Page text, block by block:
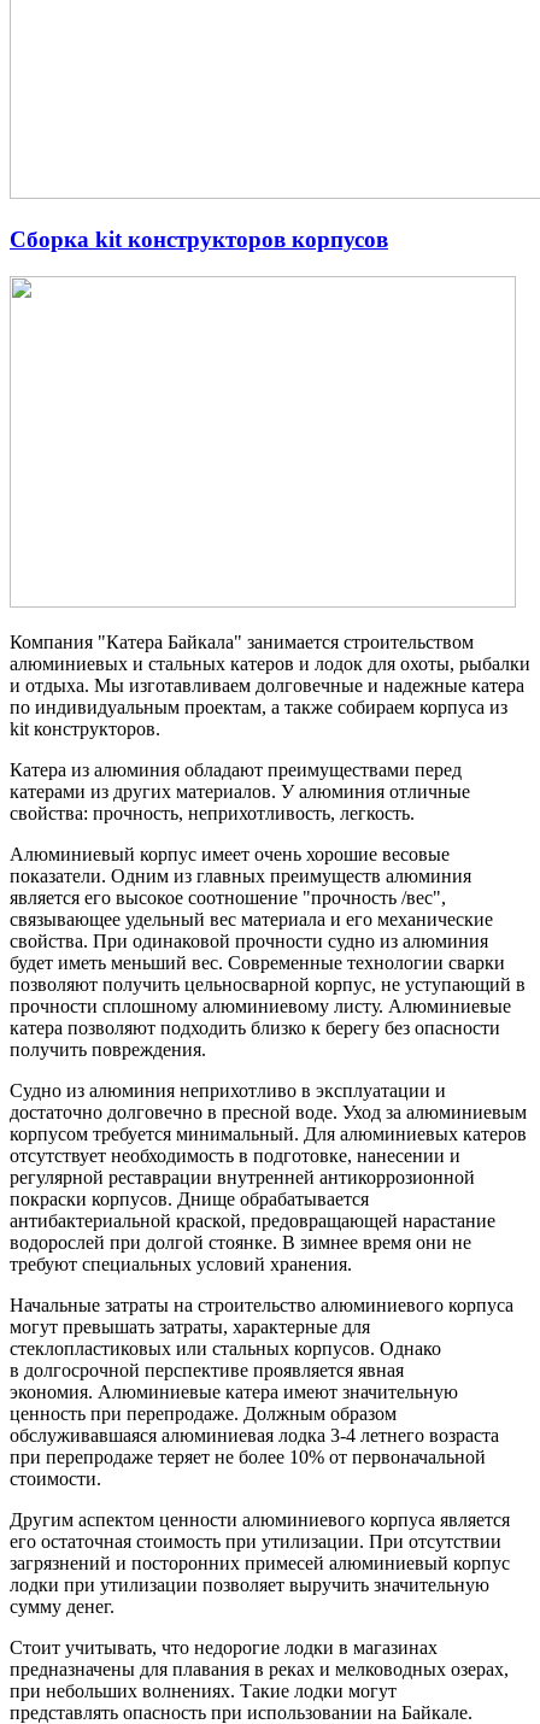
Сборка kit конструкторов корпусов
Компания "Катера Байкала" занимается строительством
алюминиевых и стальных катеров и лодок для охоты, рыбалки
и отдыха. Мы изготавливаем долговечные и надежные катера
по индивидуальным проектам, а также собираем корпуса из
kit конструкторов.
Катера из алюминия обладают преимуществами перед
катерами из других материалов. У алюминия отличные
свойства: прочность, неприхотливость, легкость.
Алюминиевый корпус имеет очень хорошие весовые
показатели. Одним из главных преимуществ алюминия
является его высокое соотношение "прочность /вес",
связывающее удельный вес материала и его механические
свойства. При одинаковой прочности судно из алюминия
будет иметь меньший вес. Современные технологии сварки
позволяют получить цельносварной корпус, не уступающий в
прочности сплошному алюминиевому листу. Алюминиевые
катера позволяют подходить близко к берегу без опасности
получить повреждения.
Судно из алюминия неприхотливо в эксплуатации и
достаточно долговечно в пресной воде. Уход за алюминиевым
корпусом требуется минимальный. Для алюминиевых катеров
отсутствует необходимость в подготовке, нанесении и
регулярной реставрации внутренней антикоррозионной
покраски корпусов. Днище обрабатывается
антибактериальной краской, предовращающей нарастание
водорослей при долгой стоянке. В зимнее время они не
требуют специальных условий хранения.
Начальные затраты на строительство алюминиевого корпуса
могут превышать затраты, характерные для
стеклопластиковых или стальных корпусов. Однако
в долгосрочной перспективе проявляется явная
экономия. Алюминиевые катера имеют значительную
ценность при перепродаже. Должным образом
обслуживавшаяся алюминиевая лодка 3-4 летнего возраста
при перепродаже теряет не более 10% от первоначальной
стоимости.
Другим аспектом ценности алюминиевого корпуса является
его остаточная стоимость при утилизации. При отсутствии
загрязнений и посторонних примесей алюминиевый корпус
лодки при утилизации позволяет выручить значительную
сумму денег.
Стоит учитывать, что недорогие лодки в магазинах
предназначены для плавания в реках и мелководных озерах,
при небольших волнениях. Такие лодки могут
представлять опасность при использовании на Байкале.